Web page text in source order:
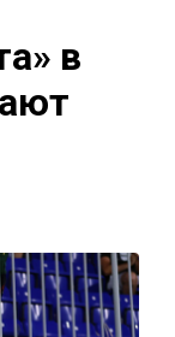
в